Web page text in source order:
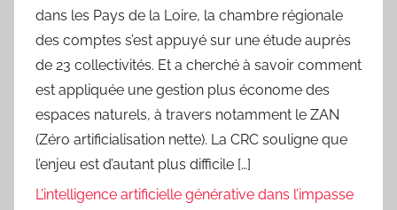
dans les Pays de la Loire, la chambre régionale
des comptes s’est appuyé sur une étude auprès
de 23 collectivités. Et a cherché à savoir comment
est appliquée une gestion plus économe des
espaces naturels, à travers notamment le ZAN
(Zéro artificialisation nette). La CRC souligne que
l’enjeu est d’autant plus difficile […]
L’intelligence artificielle générative dans l’impasse